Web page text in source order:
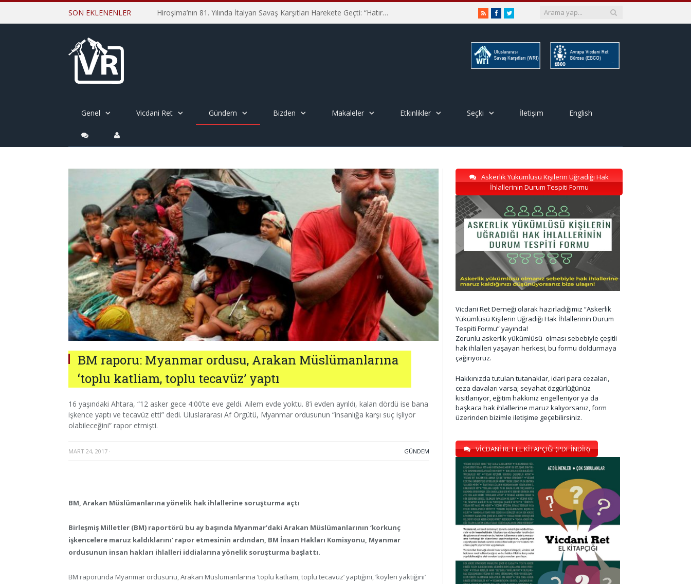
SON EKLENENLER Hiroşima’nın 81. Yılında İtalyan Savaş Karşıtları Harekete Geçti: “Hatırlamak yeterli değil” RSSFacebookTwitter
Genel Vicdani Ret Gündem Bizden Makaleler Etkinlikler Seçki İletişim English
BM raporu: Myanmar ordusu, Arakan Müslümanlarına
‘toplu katliam, toplu tecavüz’ yaptı
16 yaşındaki Ahtara, “12 asker gece 4:00’te eve geldi. Ailem evde yoktu. 8’i evden ayrıldı, kalan dördü ise bana
işkence yaptı ve tecavüz etti” dedi. Uluslararası Af Örgütü, Myanmar ordusunun “insanlığa karşı suç işliyor
olabileceğini” rapor etmişti.
MART 24, 2017 · GÜNDEM
BM, Arakan Müslümanlarına yönelik hak ihlallerine soruşturma açtı
Birleşmiş Milletler (BM) raportörü bu ay başında Myanmar’daki Arakan Müslümanlarının ‘korkunç
işkencelere maruz kaldıklarını’ rapor etmesinin ardından, BM İnsan Hakları Komisyonu, Myanmar
ordusunun insan hakları ihlalleri iddialarına yönelik soruşturma başlattı.
BM raporunda Myanmar ordusunu, Arakan Müslümanlarına ‘toplu katliam, toplu tecavüz’ yaptığını, ‘köyleri yaktığını’
Askerlik Yükümlüsü Kişilerin Uğradığı Hak
İhlallerinin Durum Tespiti Formu
Vicdani Ret Derneği olarak hazırladığımız “Askerlik
Yükümlüsü Kişilerin Uğradığı Hak İhlallerinin Durum
Tespiti Formu” yayında!
Zorunlu askerlik yükümlüsü olması sebebiyle çeşitli
hak ihlalleri yaşayan herkesi, bu formu doldurmaya
çağırıyoruz.
Hakkınızda tutulan tutanaklar, idari para cezaları,
ceza davaları varsa; seyahat özgürlüğünüz
kısıtlanıyor, eğitim hakkınız engelleniyor ya da
başkaca hak ihlallerine maruz kalıyorsanız, form
üzerinden bizimle iletişime geçebilirsiniz.
VİCDANİ RET EL KİTAPÇIĞI (PDF İNDİR)